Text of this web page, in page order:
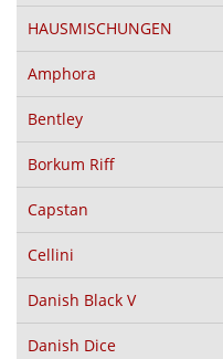
HAUSMISCHUNGEN
Amphora
Bentley
Borkum Riff
Capstan
Cellini
Danish Black V
Danish Dice